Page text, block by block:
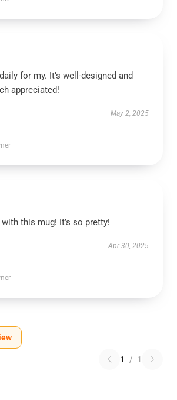
for my. It’s well-designed and
appreciated!
May 2, 2025
this mug! It’s so pretty!
Apr 30, 2025
1 / 1